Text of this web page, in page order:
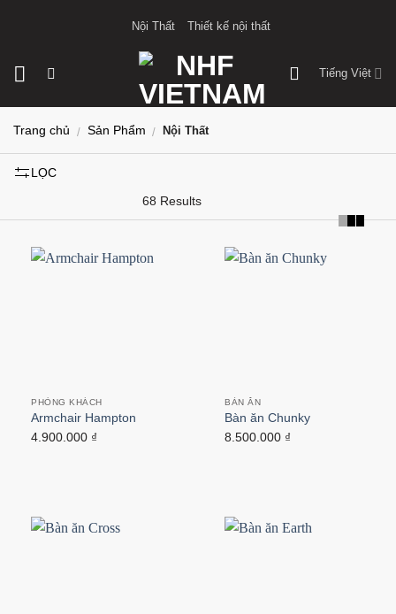
Nội Thất Thiết kế nội thất
Tiếng Việt
Trang chủ / Sản Phẩm / Nội Thất
LỌC
68 Results
PHÒNG KHÁCH
Armchair Hampton
4.900.000 ₫
BÀN ĂN
Bàn ăn Chunky
8.500.000 ₫